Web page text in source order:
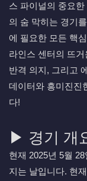
스 파이널의 중요
의 숨 막히는 경기
에 필요한 모든 핵
라인스 센터의 뜨
반격 의지, 그리고
데이터와 흥미진진
다!
▶ 경기 개
현재 2025년 5월
지는 날입니다. 현